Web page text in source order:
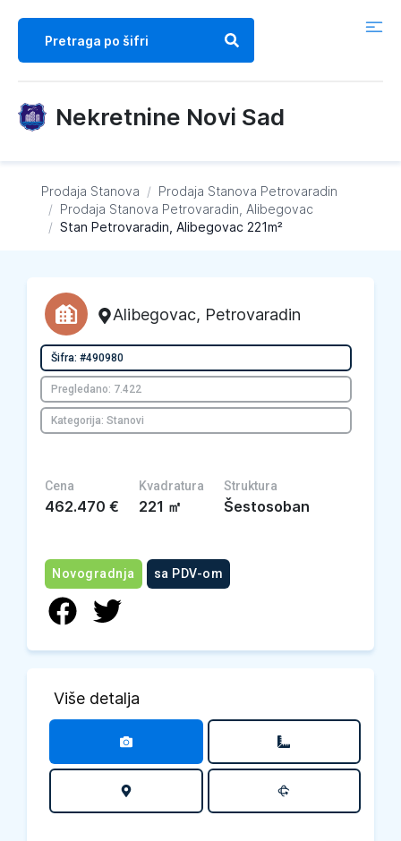
Nekretnine Novi Sad
Prodaja Stanova / Prodaja Stanova Petrovaradin
/ Prodaja Stanova Petrovaradin, Alibegovac
/ Stan Petrovaradin, Alibegovac 221m²
Alibegovac, Petrovaradin
Šifra: #490980
Pregledano: 7.422
Kategorija: Stanovi
Cena
462.470 €
Kvadratura
221 ㎡
Struktura
Šestosoban
Novogradnja sa PDV-om
Više detalja